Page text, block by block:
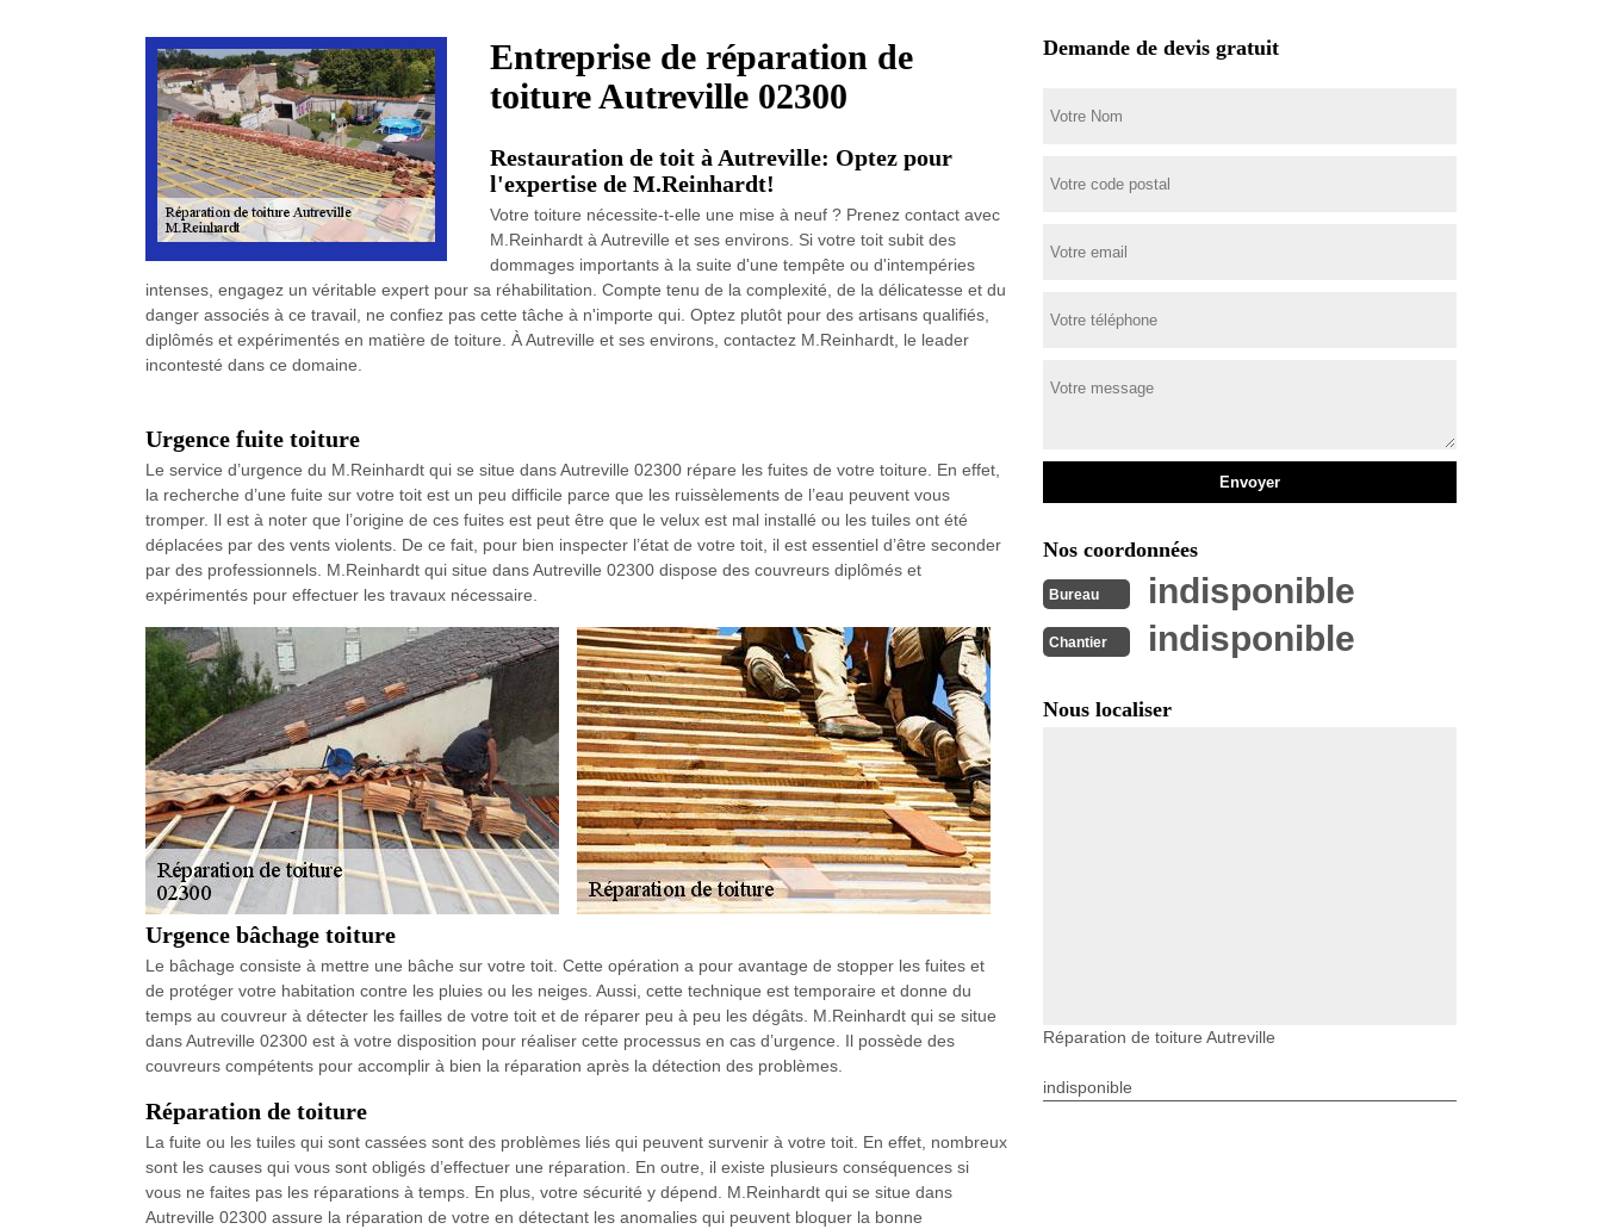
Entreprise de réparation de
toiture Autreville 02300
Restauration de toit à Autreville: Optez pour
l'expertise de M.Reinhardt!
Votre toiture nécessite-t-elle une mise à neuf ? Prenez contact avec
M.Reinhardt à Autreville et ses environs. Si votre toit subit des
dommages importants à la suite d'une tempête ou d'intempéries
intenses, engagez un véritable expert pour sa réhabilitation. Compte tenu de la complexité, de la délicatesse et du
danger associés à ce travail, ne confiez pas cette tâche à n'importe qui. Optez plutôt pour des artisans qualifiés,
diplômés et expérimentés en matière de toiture. À Autreville et ses environs, contactez M.Reinhardt, le leader
incontesté dans ce domaine.
Urgence fuite toiture
Le service d’urgence du M.Reinhardt qui se situe dans Autreville 02300 répare les fuites de votre toiture. En effet,
la recherche d’une fuite sur votre toit est un peu difficile parce que les ruissèlements de l’eau peuvent vous
tromper. Il est à noter que l’origine de ces fuites est peut être que le velux est mal installé ou les tuiles ont été
déplacées par des vents violents. De ce fait, pour bien inspecter l’état de votre toit, il est essentiel d’être seconder
par des professionnels. M.Reinhardt qui situe dans Autreville 02300 dispose des couvreurs diplômés et
expérimentés pour effectuer les travaux nécessaire.
Urgence bâchage toiture
Le bâchage consiste à mettre une bâche sur votre toit. Cette opération a pour avantage de stopper les fuites et
de protéger votre habitation contre les pluies ou les neiges. Aussi, cette technique est temporaire et donne du
temps au couvreur à détecter les failles de votre toit et de réparer peu à peu les dégâts. M.Reinhardt qui se situe
dans Autreville 02300 est à votre disposition pour réaliser cette processus en cas d’urgence. Il possède des
couvreurs compétents pour accomplir à bien la réparation après la détection des problèmes.
Réparation de toiture
La fuite ou les tuiles qui sont cassées sont des problèmes liés qui peuvent survenir à votre toit. En effet, nombreux
sont les causes qui vous sont obligés d’effectuer une réparation. En outre, il existe plusieurs conséquences si
vous ne faites pas les réparations à temps. En plus, votre sécurité y dépend. M.Reinhardt qui se situe dans
Autreville 02300 assure la réparation de votre en détectant les anomalies qui peuvent bloquer la bonne
Demande de devis gratuit
Nos coordonnées
Bureau indisponible
Chantier indisponible
Nous localiser
Réparation de toiture Autreville
indisponible